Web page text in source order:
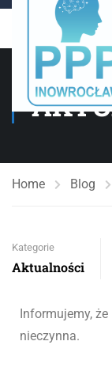
Home Blog
Kategorie
Aktualności
Informujemy,
nieczynna.